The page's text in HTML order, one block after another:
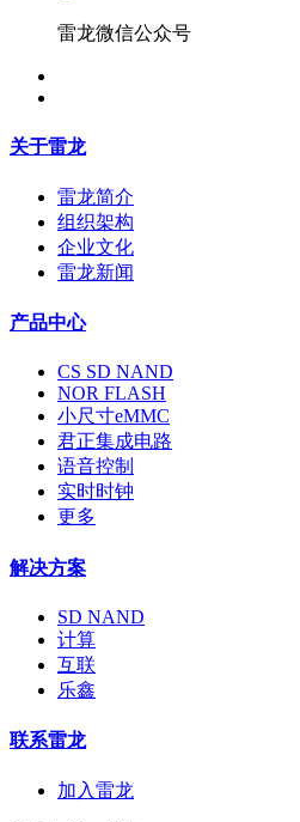
雷龙微信公众号
关于雷龙
雷龙简介
组织架构
企业文化
雷龙新闻
产品中心
CS SD NAND
NOR FLASH
小尺寸eMMC
君正集成电路
语音控制
实时时钟
更多
解决方案
SD NAND
计算
互联
乐鑫
联系雷龙
加入雷龙